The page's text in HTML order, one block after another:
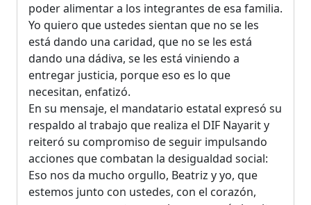
poder alimentar a los integrantes de esa familia.
Yo quiero que ustedes sientan que no se les
está dando una caridad, que no se les está
dando una dádiva, se les está viniendo a
entregar justicia, porque eso es lo que
necesitan, enfatizó.
En su mensaje, el mandatario estatal expresó su
respaldo al trabajo que realiza el DIF Nayarit y
reiteró su compromiso de seguir impulsando
acciones que combatan la desigualdad social:
Eso nos da mucho orgullo, Beatriz y yo, que
estemos junto con ustedes, con el corazón,